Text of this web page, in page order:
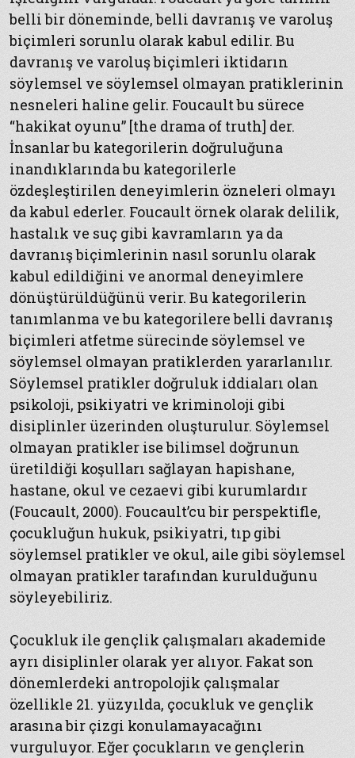
belli bir döneminde, belli davranış ve varoluş
biçimleri sorunlu olarak kabul edilir. Bu
davranış ve varoluş biçimleri iktidarın
söylemsel ve söylemsel olmayan pratiklerinin
nesneleri haline gelir. Foucault bu sürece
“hakikat oyunu” [the drama of truth] der.
İnsanlar bu kategorilerin doğruluğuna
inandıklarında bu kategorilerle
özdeşleştirilen deneyimlerin özneleri olmayı
da kabul ederler. Foucault örnek olarak delilik,
hastalık ve suç gibi kavramların ya da
davranış biçimlerinin nasıl sorunlu olarak
kabul edildiğini ve anormal deneyimlere
dönüştürüldüğünü verir. Bu kategorilerin
tanımlanma ve bu kategorilere belli davranış
biçimleri atfetme sürecinde söylemsel ve
söylemsel olmayan pratiklerden yararlanılır.
Söylemsel pratikler doğruluk iddiaları olan
psikoloji, psikiyatri ve kriminoloji gibi
disiplinler üzerinden oluşturulur. Söylemsel
olmayan pratikler ise bilimsel doğrunun
üretildiği koşulları sağlayan hapishane,
hastane, okul ve cezaevi gibi kurumlardır
(Foucault, 2000). Foucault’cu bir perspektifle,
çocukluğun hukuk, psikiyatri, tıp gibi
söylemsel pratikler ve okul, aile gibi söylemsel
olmayan pratikler tarafından kurulduğunu
söyleyebiliriz.
Çocukluk ile gençlik çalışmaları akademide
ayrı disiplinler olarak yer alıyor. Fakat son
dönemlerdeki antropolojik çalışmalar
özellikle 21. yüzyılda, çocukluk ve gençlik
arasına bir çizgi konulamayacağını
vurguluyor. Eğer çocukların ve gençlerin